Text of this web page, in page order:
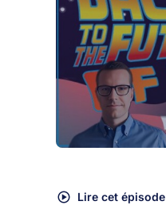
Lire cet épisode